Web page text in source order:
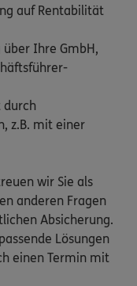
auf Rentabilität
Ihre GmbH,
durch
z.B. mit einer
wir Sie als
anderen Fragen
Absicherung.
Lösungen
einen Termin mit